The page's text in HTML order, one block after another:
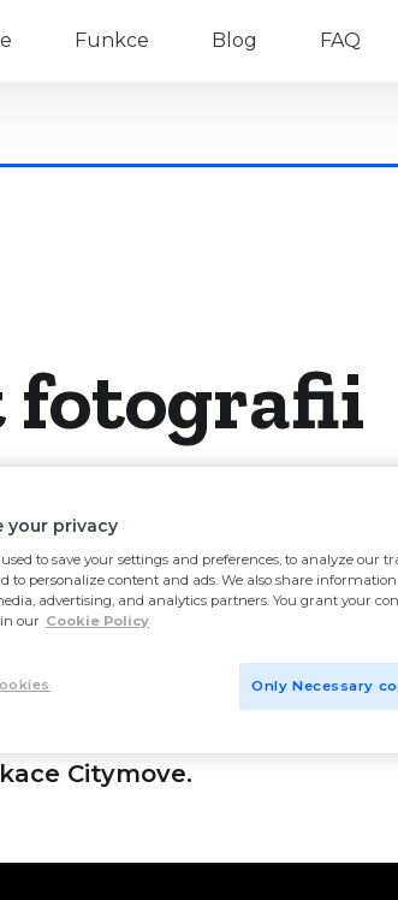
Funkce Blog FAQ
fotografii
článku najdete jednoduchý
Citymove.
your privacy
used to save your settings and preferences, to analyze our
to personalize content and ads. We also share
advertising, and analytics partners. You grant your
our Cookie Policy
Only Necessary